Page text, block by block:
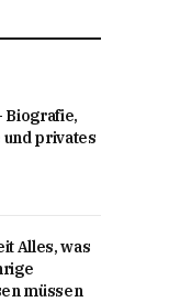
Biografie,
privates
Alles, was
müssen